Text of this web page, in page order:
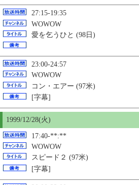
27:15-19:35
WOWOW
愛を乞うひと (98日)
23:00-24:57
WOWOW
コン・エアー (97米)
[字幕]
1999/12/28(火)
17:40-**:**
WOWOW
スピード２ (97米)
[字幕]